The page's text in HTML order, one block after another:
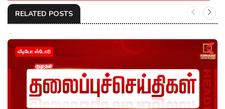
RELATED POSTS
வீடியோ ஸ்டோரி